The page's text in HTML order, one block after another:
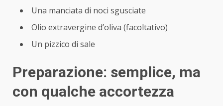
Una manciata di noci sgusciate
Olio extravergine d’oliva (facoltativo)
Un pizzico di sale
Preparazione: semplice, ma
con qualche accortezza